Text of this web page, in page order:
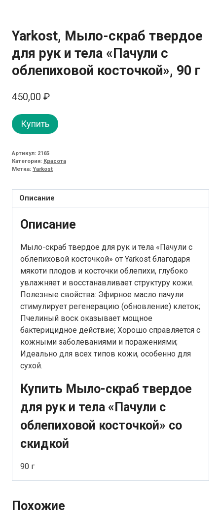
Yarkost, Мыло-скраб твердое
для рук и тела «Пачули с
облепиховой косточкой», 90 г
450,00 ₽
Купить
Артикул: 2165
Категория: Красота
Метка: Yarkost
Описание
Описание
Мыло-скраб твердое для рук и тела «Пачули с
облепиховой косточкой» от Yarkost благодаря
мякоти плодов и косточки облепихи, глубоко
увлажняет и восстанавливает структуру кожи.
Полезные свойства: Эфирное масло пачули
стимулирует регенерацию (обновление) клеток;
Пчелиный воск оказывает мощное
бактерицидное действие; Хорошо справляется с
кожными заболеваниями и поражениями;
Идеально для всех типов кожи, особенно для
сухой.
Купить Мыло-скраб твердое
для рук и тела «Пачули с
облепиховой косточкой» со
скидкой
90 г
Похожие